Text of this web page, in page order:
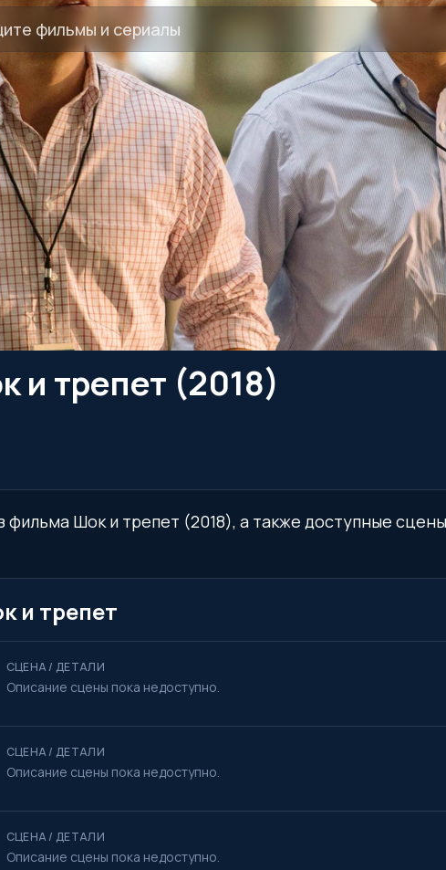
и трепет (2018)
фильма Шок и трепет (2018), а также доступные
и трепет
СЦЕНА / ДЕТАЛИ
Описание сцены пока недоступно.
СЦЕНА / ДЕТАЛИ
Описание сцены пока недоступно.
СЦЕНА / ДЕТАЛИ
Описание сцены пока недоступно.